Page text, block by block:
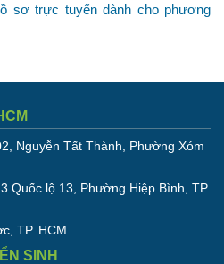
sơ trực tuyến dành cho phương
Nguyễn Tất Thành, Phường Xóm
Quốc lộ 13, Phường Hiệp Bình, TP.
TP. HCM
SINH